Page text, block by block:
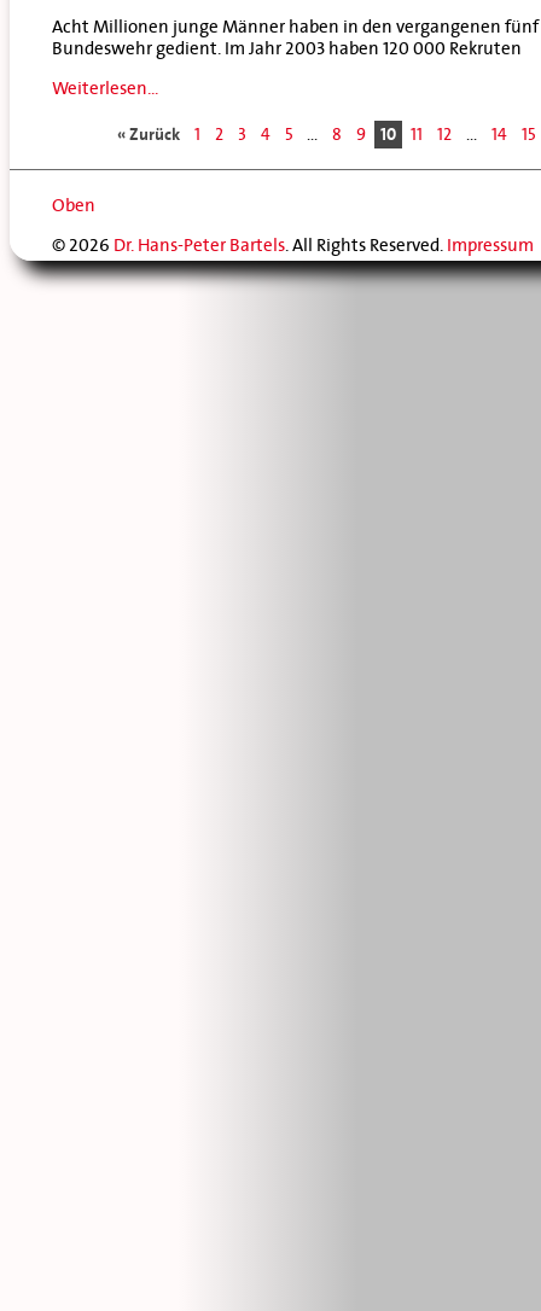
Acht Millionen junge Männer haben in den vergangenen
Bundeswehr gedient. Im Jahr 2003 haben 120 000 Rekruten
Weiterlesen...
« Zurück 1 2 3 4 5 ... 8 9 10 11 12 ... 14 15
Oben
© 2026 Dr. Hans-Peter Bartels. All Rights Reserved. Impressum